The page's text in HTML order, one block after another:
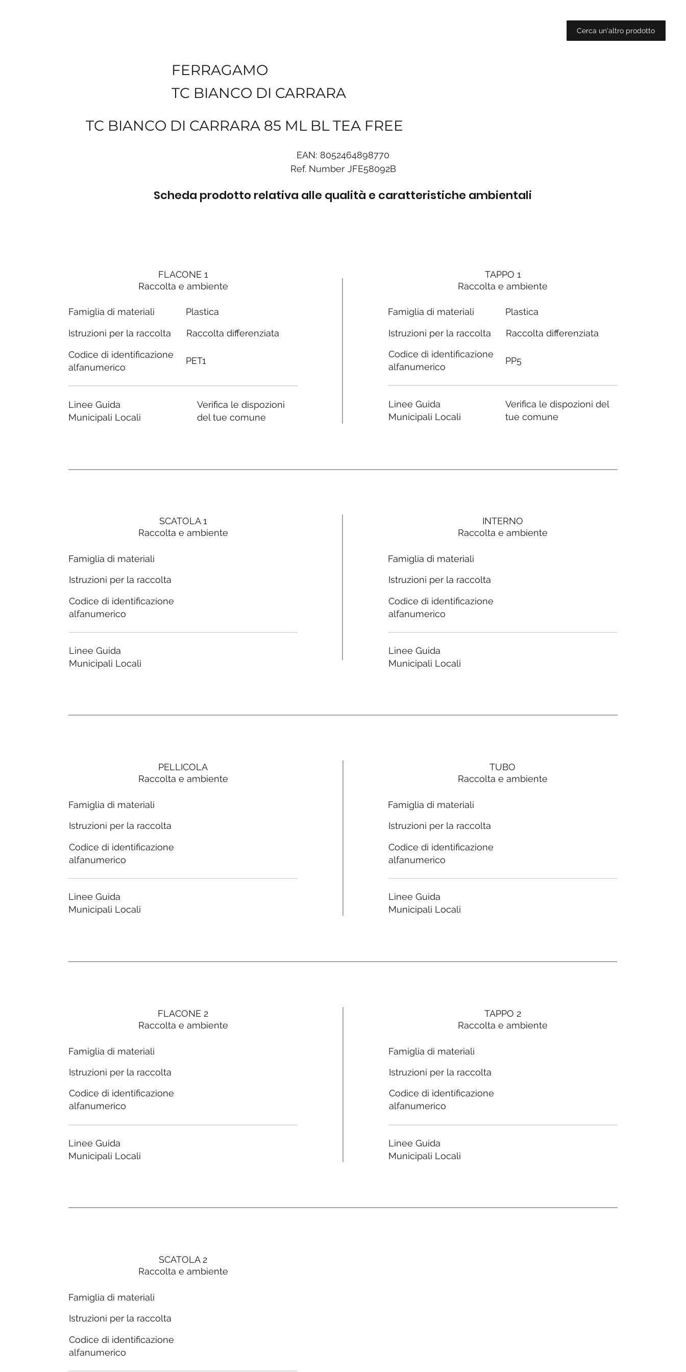
Cerca un'altro prodotto
FERRAGAMO
TC BIANCO DI CARRARA
TC BIANCO DI CARRARA 85 ML BL TEA FREE
EAN: 8052464898770
Ref. Number JFE58092B
Scheda prodotto relativa alle qualità e caratteristiche ambientali
FLACONE 1
Raccolta e ambiente
Famiglia di materiali
Istruzioni per la raccolta
Codice di identificazione
alfanumerico
Linee Guida
Municipali Locali
Plastica
Raccolta differenziata
PET1
Verifica le dispozioni
del tue comune
SCATOLA 1
Raccolta e ambiente
Famiglia di materiali
Istruzioni per la raccolta
Codice di identificazione
alfanumerico
Linee Guida
Municipali Locali
PELLICOLA
Raccolta e ambiente
Famiglia di materiali
Istruzioni per la raccolta
Codice di identificazione
alfanumerico
Linee Guida
Municipali Locali
FLACONE 2
Raccolta e ambiente
Famiglia di materiali
Istruzioni per la raccolta
Codice di identificazione
alfanumerico
Linee Guida
Municipali Locali
SCATOLA 2
Raccolta e ambiente
Famiglia di materiali
Istruzioni per la raccolta
Codice di identificazione
alfanumerico
TAPPO 1
Raccolta e ambiente
Famiglia di materiali
Istruzioni per la raccolta
Codice di identificazione
alfanumerico
Linee Guida
Municipali Locali
Plastica
Raccolta differenziata
PP5
Verifica le dispozioni del
tue comune
INTERNO
Raccolta e ambiente
Famiglia di materiali
Istruzioni per la raccolta
Codice di identificazione
alfanumerico
Linee Guida
Municipali Locali
TUBO
Raccolta e ambiente
Famiglia di materiali
Istruzioni per la raccolta
Codice di identificazione
alfanumerico
Linee Guida
Municipali Locali
TAPPO 2
Raccolta e ambiente
Famiglia di materiali
Istruzioni per la raccolta
Codice di identificazione
alfanumerico
Linee Guida
Municipali Locali